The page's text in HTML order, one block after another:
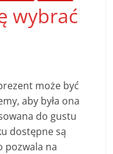
wybrać
może być
aby była ona
do gustu
dostępne są
pozwala na